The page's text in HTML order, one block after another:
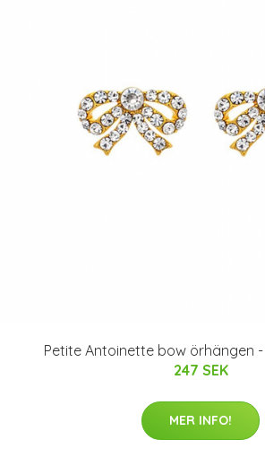
Petite Antoinette bow örhängen
247 SEK
MER INFO!